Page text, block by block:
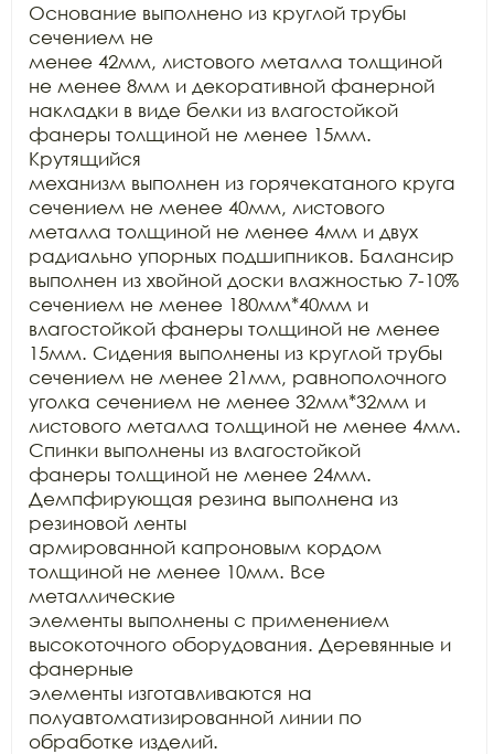
Основание выполнено из круглой трубы
сечением не
менее 42мм, листового металла толщиной
не менее 8мм и декоративной фанерной
накладки в виде белки из влагостойкой
фанеры толщиной не менее 15мм.
Крутящийся
механизм выполнен из горячекатаного круга
сечением не менее 40мм, листового
металла толщиной не менее 4мм и двух
радиально упорных подшипников. Балансир
выполнен из хвойной доски влажностью 7-10%
сечением не менее 180мм*40мм и
влагостойкой фанеры толщиной не менее
15мм. Сидения выполнены из круглой трубы
сечением не менее 21мм, равнополочного
уголка сечением не менее 32мм*32мм и
листового металла толщиной не менее 4мм.
Спинки выполнены из влагостойкой
фанеры толщиной не менее 24мм.
Демпфирующая резина выполнена из
резиновой ленты
армированной капроновым кордом
толщиной не менее 10мм. Все
металлические
элементы выполнены с применением
высокоточного оборудования. Деревянные и
фанерные
элементы изготавливаются на
полуавтоматизированной линии по
обработке изделий.